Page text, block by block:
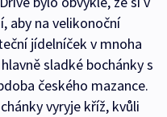
aby na velikonoční
jídelníček v mnoha
sladké bochánky s
českého mazance.
vyryje kříž, kvůli